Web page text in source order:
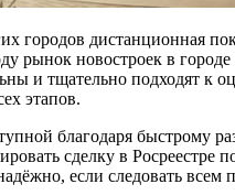
городов дистанционная
рынок новостроек в
и тщательно подходят к
этапов.
благодаря быстрому
сделку в
если следовать